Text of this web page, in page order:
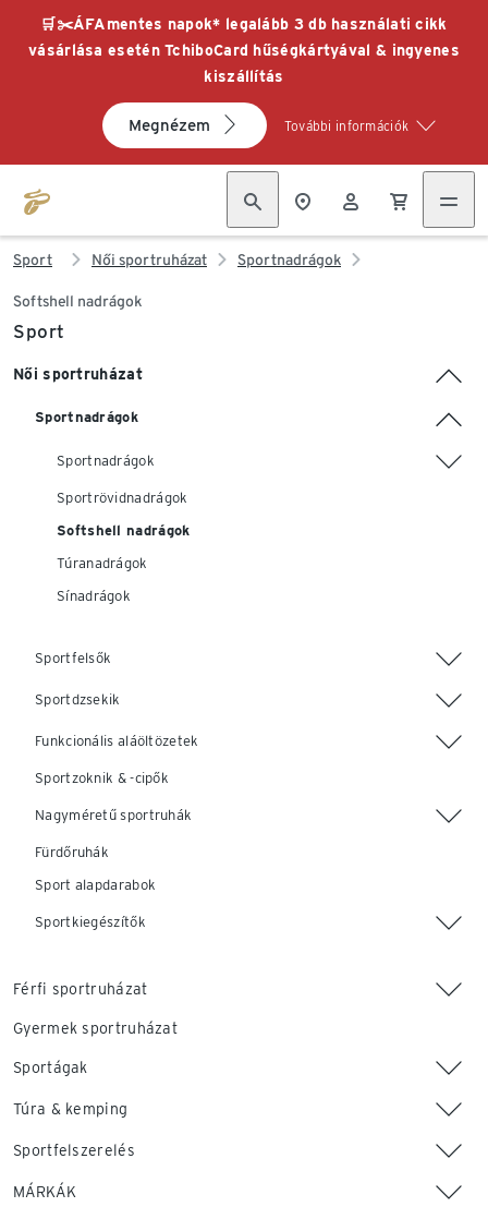
🛒✂️ÁFAmentes napok* legalább 3 db használati cikk
vásárlása esetén TchiboCard hűségkártyával & ingyenes
kiszállítás
Megnézem További információk
Sport Női sportruházat Sportnadrágok
Softshell nadrágok
Sport
Női sportruházat
Sportnadrágok
Sportnadrágok
Sportrövidnadrágok
Softshell nadrágok
Túranadrágok
Sínadrágok
Sportfelsők
Sportdzsekik
Funkcionális aláöltözetek
Sportzoknik & -cipők
Nagyméretű sportruhák
Fürdőruhák
Sport alapdarabok
Sportkiegészítők
Férfi sportruházat
Gyermek sportruházat
Sportágak
Túra & kemping
Sportfelszerelés
MÁRKÁK